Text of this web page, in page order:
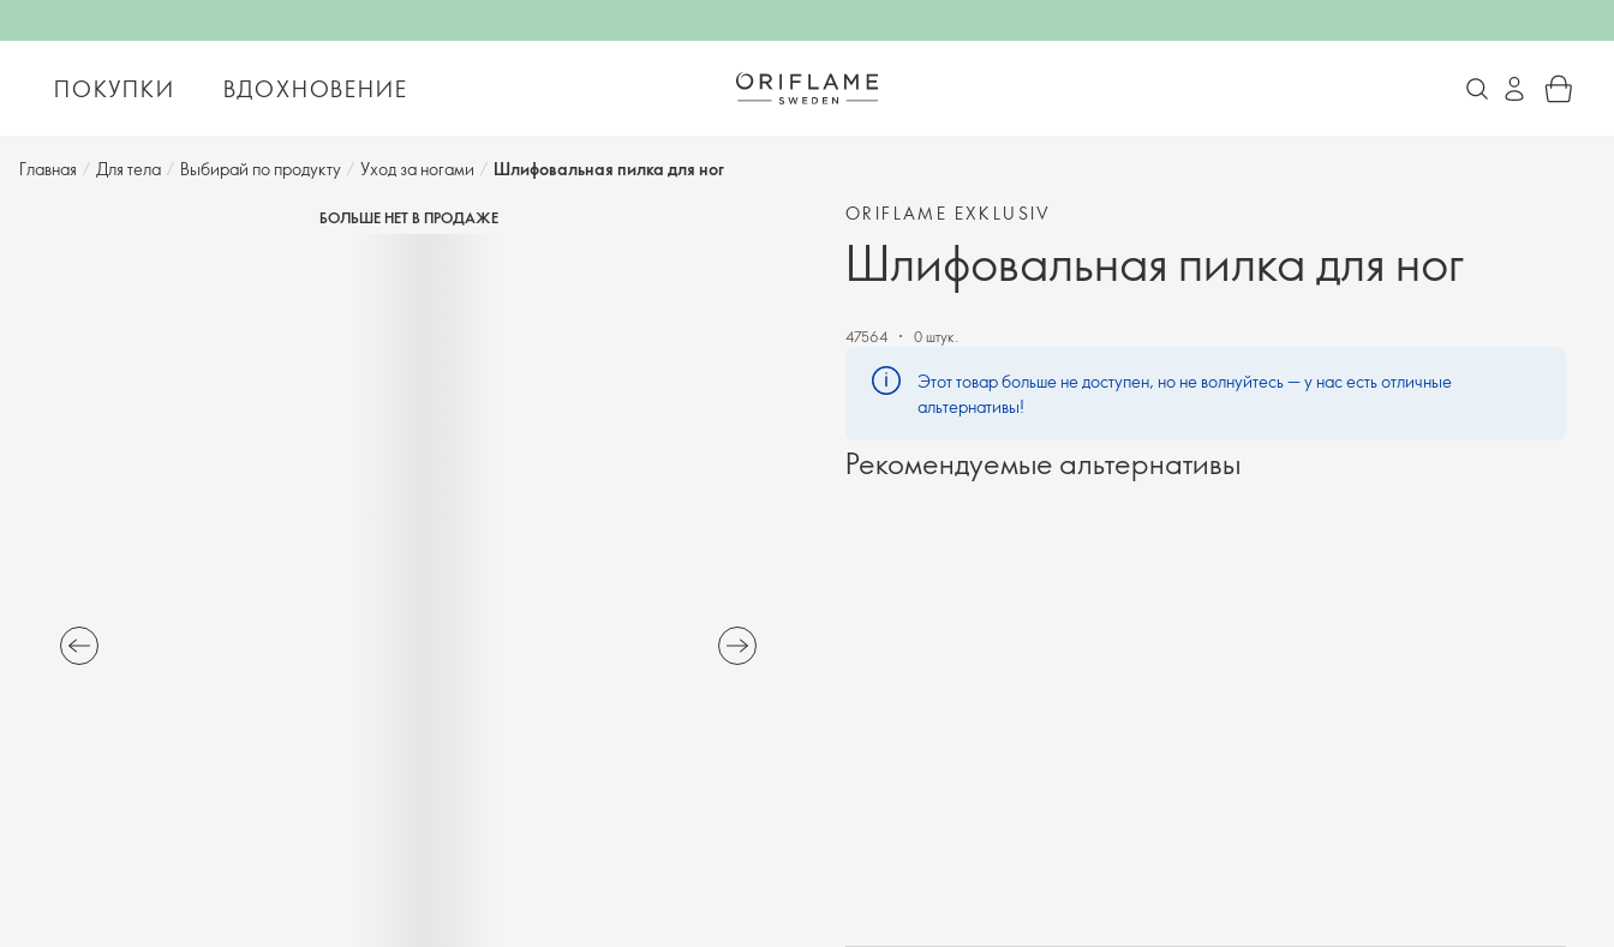
ПОКУПКИ ВДОХНОВЕНИЕ
Главная / Для тела / Выбирай по продукту / Уход за ногами / Шлифовальная пилка для ног
БОЛЬШЕ НЕТ В ПРОДАЖЕ ORIFLAME EXKLUSIV
Шлифовальная пилка для ног
47564 0 штук.
Этот товар больше не доступен, но не волнуйтесь — у нас есть отличные
альтернативы!
Рекомендуемые альтернативы